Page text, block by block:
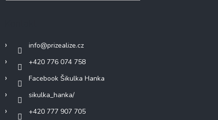
info@prizealize.cz
+420 776 074 758
Facebook Šikulka Hanka
sikulka_hanka/
+420 777 907 705